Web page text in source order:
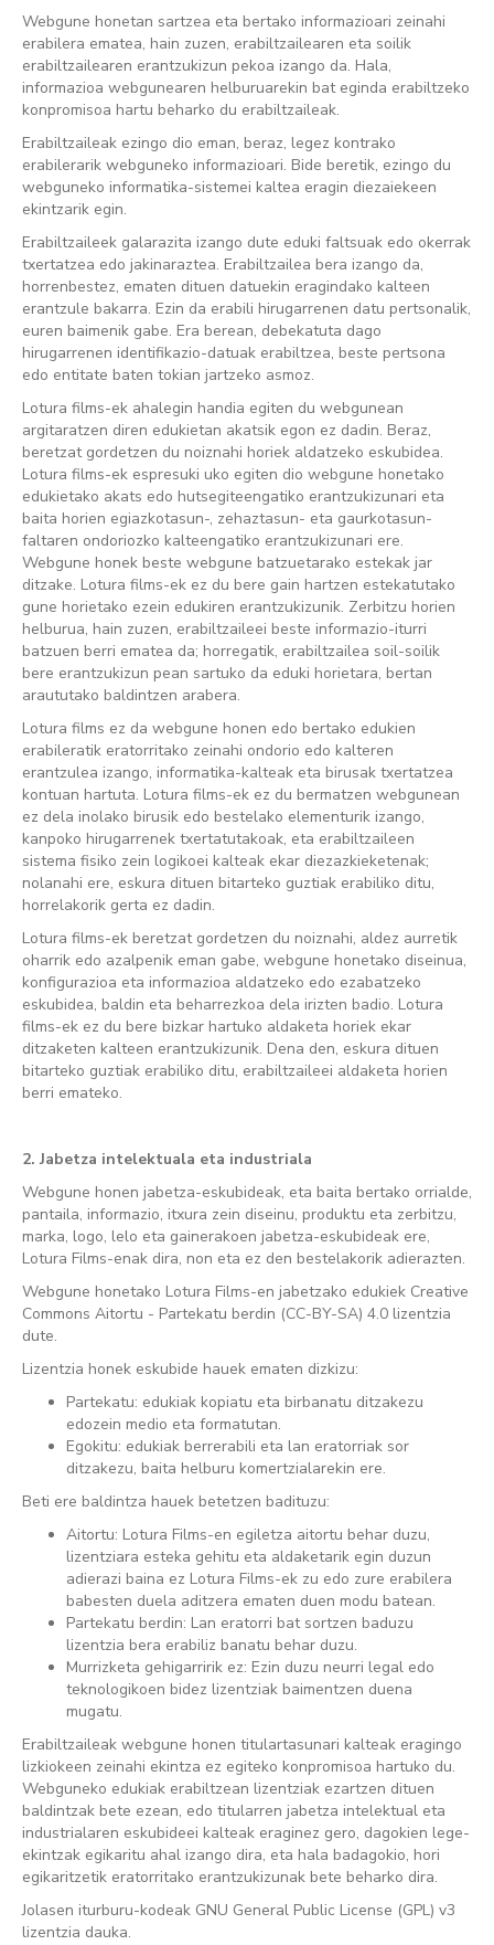
Webgune honetan sartzea eta bertako informazioari zeinahi
erabilera ematea, hain zuzen, erabiltzailearen eta soilik
erabiltzailearen erantzukizun pekoa izango da. Hala,
informazioa webgunearen helburuarekin bat eginda erabiltzeko
konpromisoa hartu beharko du erabiltzaileak.
Erabiltzaileak ezingo dio eman, beraz, legez kontrako
erabilerarik webguneko informazioari. Bide beretik, ezingo du
webguneko informatika-sistemei kaltea eragin diezaiekeen
ekintzarik egin.
Erabiltzaileek galarazita izango dute eduki faltsuak edo okerrak
txertatzea edo jakinaraztea. Erabiltzailea bera izango da,
horrenbestez, ematen dituen datuekin eragindako kalteen
erantzule bakarra. Ezin da erabili hirugarrenen datu pertsonalik,
euren baimenik gabe. Era berean, debekatuta dago
hirugarrenen identifikazio-datuak erabiltzea, beste pertsona
edo entitate baten tokian jartzeko asmoz.
Lotura films-ek ahalegin handia egiten du webgunean
argitaratzen diren edukietan akatsik egon ez dadin. Beraz,
beretzat gordetzen du noiznahi horiek aldatzeko eskubidea.
Lotura films-ek espresuki uko egiten dio webgune honetako
edukietako akats edo hutsegiteengatiko erantzukizunari eta
baita horien egiazkotasun-, zehaztasun- eta gaurkotasun-
faltaren ondoriozko kalteengatiko erantzukizunari ere.
Webgune honek beste webgune batzuetarako estekak jar
ditzake. Lotura films-ek ez du bere gain hartzen estekatutako
gune horietako ezein edukiren erantzukizunik. Zerbitzu horien
helburua, hain zuzen, erabiltzaileei beste informazio-iturri
batzuen berri ematea da; horregatik, erabiltzailea soil-soilik
bere erantzukizun pean sartuko da eduki horietara, bertan
araututako baldintzen arabera.
Lotura films ez da webgune honen edo bertako edukien
erabileratik eratorritako zeinahi ondorio edo kalteren
erantzulea izango, informatika-kalteak eta birusak txertatzea
kontuan hartuta. Lotura films-ek ez du bermatzen webgunean
ez dela inolako birusik edo bestelako elementurik izango,
kanpoko hirugarrenek txertatutakoak, eta erabiltzaileen
sistema fisiko zein logikoei kalteak ekar diezazkieketenak;
nolanahi ere, eskura dituen bitarteko guztiak erabiliko ditu,
horrelakorik gerta ez dadin.
Lotura films-ek beretzat gordetzen du noiznahi, aldez aurretik
oharrik edo azalpenik eman gabe, webgune honetako diseinua,
konfigurazioa eta informazioa aldatzeko edo ezabatzeko
eskubidea, baldin eta beharrezkoa dela irizten badio. Lotura
films-ek ez du bere bizkar hartuko aldaketa horiek ekar
ditzaketen kalteen erantzukizunik. Dena den, eskura dituen
bitarteko guztiak erabiliko ditu, erabiltzaileei aldaketa horien
berri emateko.
2. Jabetza intelektuala eta industriala
Webgune honen jabetza-eskubideak, eta baita bertako orrialde,
pantaila, informazio, itxura zein diseinu, produktu eta zerbitzu,
marka, logo, lelo eta gainerakoen jabetza-eskubideak ere,
Lotura Films-enak dira, non eta ez den bestelakorik adierazten.
Webgune honetako Lotura Films-en jabetzako edukiek Creative
Commons Aitortu - Partekatu berdin (CC-BY-SA) 4.0 lizentzia
dute.
Lizentzia honek eskubide hauek ematen dizkizu:
Partekatu: edukiak kopiatu eta birbanatu ditzakezu
edozein medio eta formatutan.
Egokitu: edukiak berrerabili eta lan eratorriak sor
ditzakezu, baita helburu komertzialarekin ere.
Beti ere baldintza hauek betetzen badituzu:
Aitortu: Lotura Films-en egiletza aitortu behar duzu,
lizentziara esteka gehitu eta aldaketarik egin duzun
adierazi baina ez Lotura Films-ek zu edo zure erabilera
babesten duela aditzera ematen duen modu batean.
Partekatu berdin: Lan eratorri bat sortzen baduzu
lizentzia bera erabiliz banatu behar duzu.
Murrizketa gehigarririk ez: Ezin duzu neurri legal edo
teknologikoen bidez lizentziak baimentzen duena
mugatu.
Erabiltzaileak webgune honen titulartasunari kalteak eragingo
lizkiokeen zeinahi ekintza ez egiteko konpromisoa hartuko du.
Webguneko edukiak erabiltzean lizentziak ezartzen dituen
baldintzak bete ezean, edo titularren jabetza intelektual eta
industrialaren eskubideei kalteak eraginez gero, dagokien lege-
ekintzak egikaritu ahal izango dira, eta hala badagokio, hori
egikaritzetik eratorritako erantzukizunak bete beharko dira.
Jolasen iturburu-kodeak GNU General Public License (GPL) v3
lizentzia dauka.